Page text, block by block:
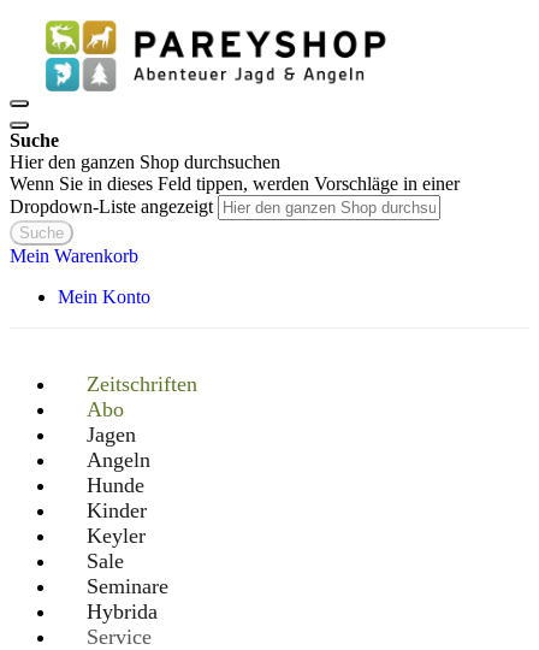
Suche
Hier den ganzen Shop durchsuchen
Wenn Sie in dieses Feld tippen, werden Vorschläge in einer
Dropdown-Liste angezeigt
Suche
Mein Warenkorb
Mein Konto
Zeitschriften
Abo
Jagen
Angeln
Hunde
Kinder
Keyler
Sale
Seminare
Hybrida
Service